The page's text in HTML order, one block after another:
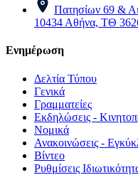
Πατησίων 69 &
10434 Αθήνα, ΤΘ
Ενημέρωση
Δελτία Τύπου
Γενικά
Γραμματείες
Εκδηλώσεις -
Νομικά
Ανακοινώσεις -
Βίντεο
Ρυθμίσεις